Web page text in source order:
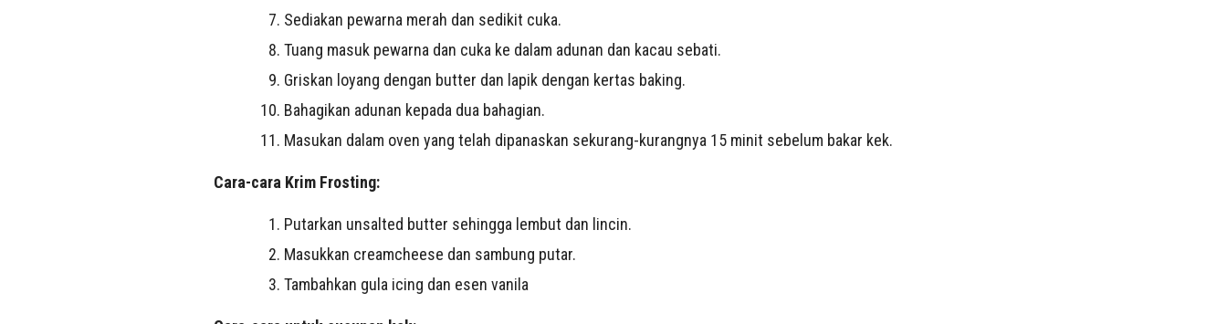
Sediakan pewarna merah dan sedikit cuka.
Tuang masuk pewarna dan cuka ke dalam adunan dan kacau sebati.
Griskan loyang dengan butter dan lapik dengan kertas baking.
Bahagikan adunan kepada dua bahagian.
Masukan dalam oven yang telah dipanaskan sekurang-kurangnya 15 minit sebelum bakar kek.
Cara-cara Krim Frosting:
Putarkan unsalted butter sehingga lembut dan lincin.
Masukkan creamcheese dan sambung putar.
Tambahkan gula icing dan esen vanila